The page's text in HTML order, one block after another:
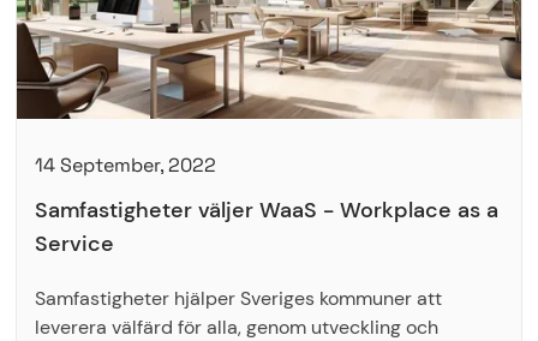
14 September, 2022
Samfastigheter väljer WaaS - Workplace as a
Service
Samfastigheter hjälper Sveriges kommuner att
leverera välfärd för alla, genom utveckling och